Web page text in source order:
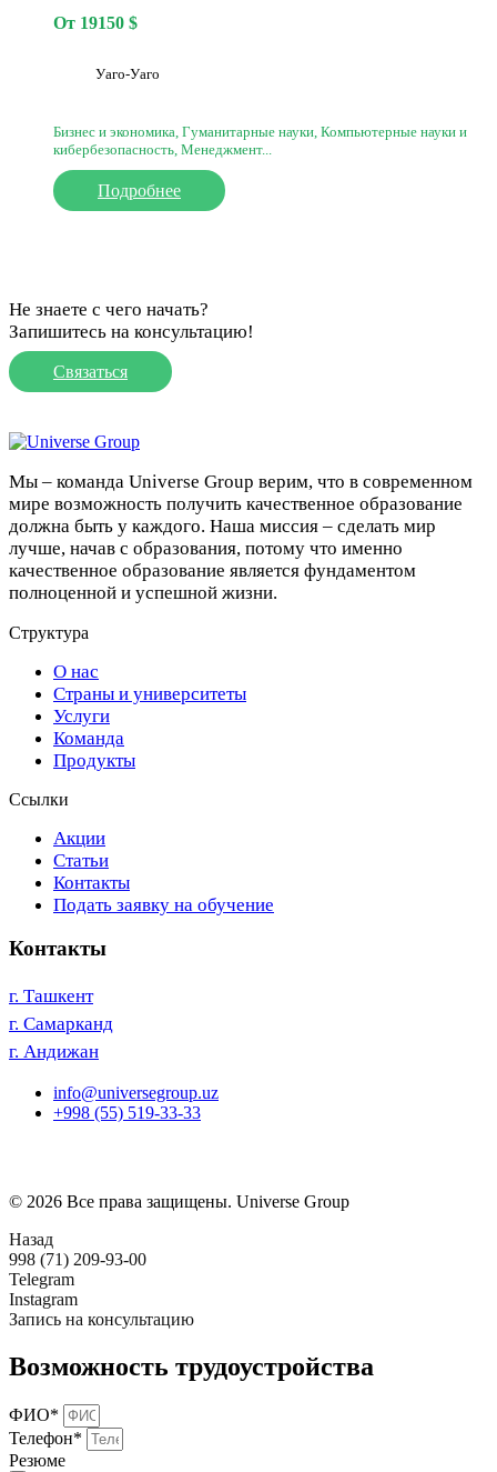
От 19150 $
Уаго-Уаго
Бизнес и экономика, Гуманитарные науки, Компьютерные науки и
кибербезопасность, Менеджмент...
Подробнее
Не знаете с чего начать?
Запишитесь на консультацию!
Связаться
Мы – команда Universe Group верим, что в современном
мире возможность получить качественное образование
должна быть у каждого. Наша миссия – сделать мир
лучше, начав с образования, потому что именно
качественное образование является фундаментом
полноценной и успешной жизни.
Структура
О нас
Страны и университеты
Услуги
Команда
Продукты
Ссылки
Акции
Статьи
Контакты
Подать заявку на обучение
Контакты
г. Ташкент
г. Самарканд
г. Андижан
info@universegroup.uz
+998 (55) 519-33-33
© 2026 Все права защищены. Universe Group
Назад
998 (71) 209-93-00
Telegram
Instagram
Запись на консультацию
Возможность трудоустройства
ФИО*
Телефон*
Резюме